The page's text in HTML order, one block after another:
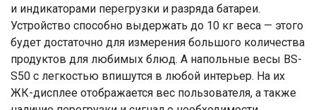
и индикаторами перегрузки и разряда батареи.
Устройство способно выдержать до 10 кг веса — этого
будет достаточно для измерения большого количества
продуктов для любимых блюд. А напольные весы BS-
S50 с легкостью впишутся в любой интерьер. На их
ЖК-дисплее отображается вес пользователя, а также